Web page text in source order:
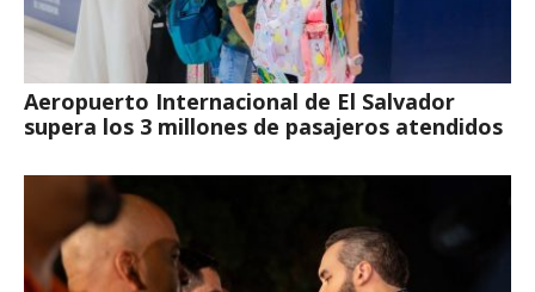
Aeropuerto Internacional de El Salvador
supera los 3 millones de pasajeros atendidos